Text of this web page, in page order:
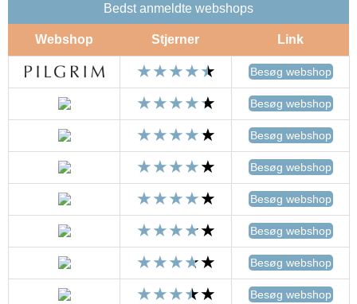
Bedst anmeldte webshops
Webshop Stjerner Link
Besøg webshop
Besøg webshop
Besøg webshop
Besøg webshop
Besøg webshop
Besøg webshop
Besøg webshop
Besøg webshop